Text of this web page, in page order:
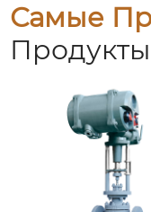
Самые
Продукты